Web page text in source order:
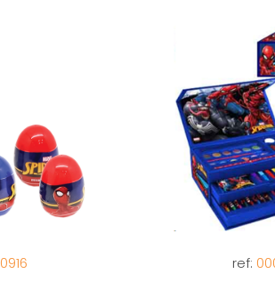
ref: